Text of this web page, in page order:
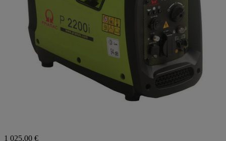
1 025,00 €